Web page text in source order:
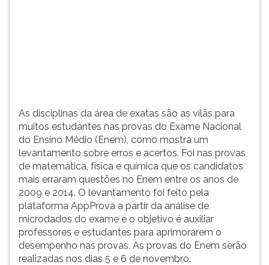
pressione
(primeira
tecla
esquerda
para
continuar
pressione
As disciplinas da área de exatas são as vilãs para
muitos estudantes nas provas do Exame Nacional
do Ensino Médio (Enem), como mostra um
levantamento sobre erros e acertos. Foi nas provas
de matemática, física e química que os candidatos
mais erraram questões no Enem entre os anos de
2009 e 2014. O levantamento foi feito pela
plataforma AppProva a partir da análise de
microdados do exame e o objetivo é auxiliar
professores e estudantes para aprimorarem o
desempenho nas provas. As provas do Enem serão
realizadas nos dias 5 e 6 de novembro.